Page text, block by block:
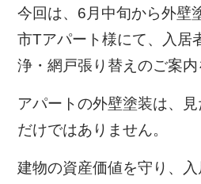
今回は、6月中旬から外壁
市Tアパート様にて、入居
浄・網戸張り替えのご案内
アパートの外壁塗装は、
だけではありません。
建物の資産価値を守り、